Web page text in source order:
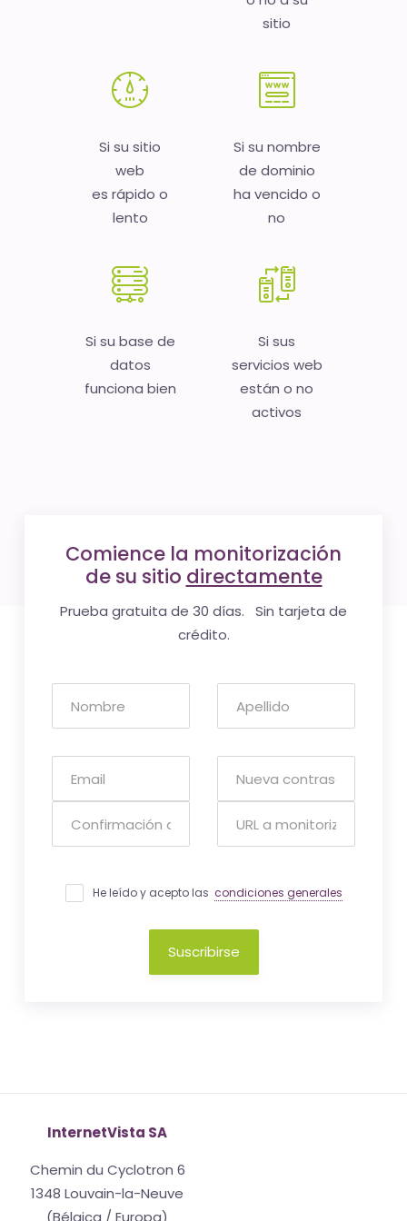
sitio
Si su sitio
web
es rápido o
lento
Si su nombre
de dominio
ha vencido o
no
Si su base de
datos
funciona bien
Si sus
servicios web
están o no
activos
Comience la monitorización
de su sitio directamente
Prueba gratuita de 30 días. Sin tarjeta de
crédito.
He leído y acepto las condiciones generales
Suscribirse
InternetVista SA
Chemin du Cyclotron 6
1348 Louvain-la-Neuve
(Bélgica / Europa)